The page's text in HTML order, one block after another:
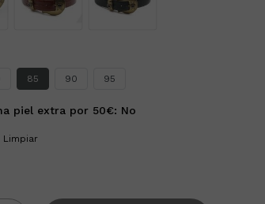
85 90 95
piel extra por 50€: No
Limpiar